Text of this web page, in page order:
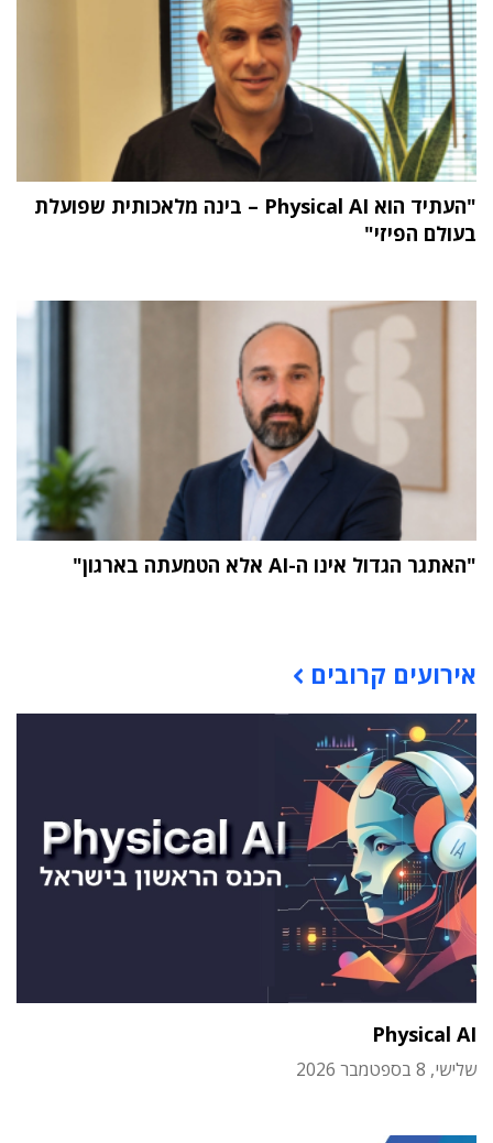
"העתיד הוא Physical AI – בינה מלאכותית שפועלת
בעולם הפיזי"
"האתגר הגדול אינו ה-AI אלא הטמעתה בארגון"
אירועים קרובים
Physical AI
שלישי, 8 בספטמבר 2026